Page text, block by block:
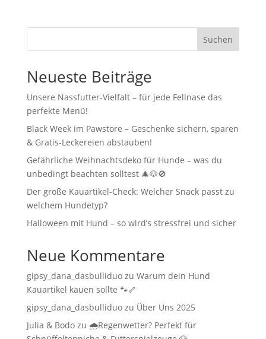
Suchen
Neueste Beiträge
Unsere Nassfutter-Vielfalt – für jede Fellnase das
perfekte Menü!
Black Week im Pawstore – Geschenke sichern, sparen
& Gratis-Leckereien abstauben!
Gefährliche Weihnachtsdeko für Hunde – was du
unbedingt beachten solltest 🎄🐶🚫
Der große Kauartikel-Check: Welcher Snack passt zu
welchem Hundetyp?
Halloween mit Hund – so wird’s stressfrei und sicher
Neue Kommentare
gipsy_dana_dasbulliduozu Warum dein Hund
Kauartikel kauen sollte 🐾🦴
gipsy_dana_dasbulliduozu Über Uns 2025
Julia & Bodozu 🌧️Regenwetter? Perfekt für